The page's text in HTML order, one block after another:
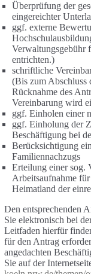
Überprüfung der
eingereichter
ggf. externe
Verwaltungsgebühr
entrichten.)
schriftliche
(Bis zum Abschluss
Rücknahme des
Vereinbarung wird
ggf. Einholen einer
ggf. Einholung der
Beschäftigung bei
Berücksichtigung
Familiennachzugs
Erteilung einer sog.
Arbeitsaufnahme
Heimatland der
Den entsprechenden
Sie elektronisch bei
Leitfaden hierfür
für den Antrag
angedachten
Sie auf der